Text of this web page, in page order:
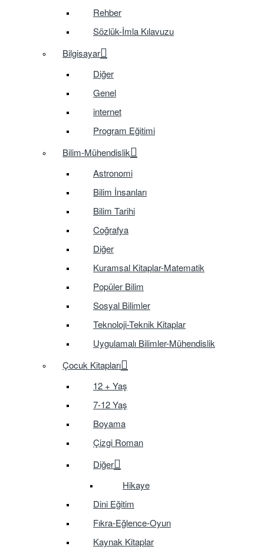
Rehber
Sözlük-İmla Kılavuzu
Bilgisayar
Diğer
Genel
internet
Program Eğitimi
Bilim-Mühendislik
Astronomi
Bilim İnsanları
Bilim Tarihi
Coğrafya
Diğer
Kuramsal Kitaplar-Matematik
Popüler Bilim
Sosyal Bilimler
Teknoloji-Teknik Kitaplar
Uygulamalı Bilimler-Mühendislik
Çocuk Kitapları
12 + Yaş
7-12 Yaş
Boyama
Çizgi Roman
Diğer
Hikaye
Dini Eğitim
Fıkra-Eğlence-Oyun
Kaynak Kitaplar